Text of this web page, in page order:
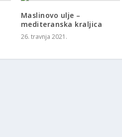
Maslinovo ulje –
mediteranska kraljica
26. travnja 2021.